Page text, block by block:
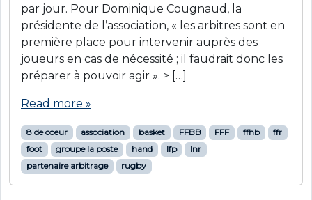
par jour. Pour Dominique Cougnaud, la
présidente de l’association, « les arbitres sont en
première place pour intervenir auprès des
joueurs en cas de nécessité ; il faudrait donc les
préparer à pouvoir agir ». > […]
Read more »
8 de coeur association basket FFBB FFF ffhb
ffr
foot
groupe la poste hand lfp
lnr
partenaire arbitrage
rugby